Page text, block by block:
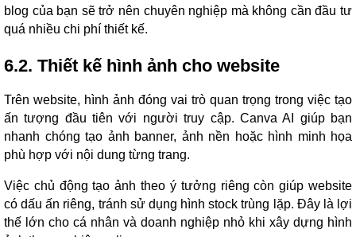
blog của bạn sẽ trở nên chuyên nghiệp mà không cần đầu tư
quá nhiều chi phí thiết kế.
6.2. Thiết kế hình ảnh cho website
Trên website, hình ảnh đóng vai trò quan trọng trong việc tạo
ấn tượng đầu tiên với người truy cập. Canva AI giúp bạn
nhanh chóng tạo ảnh banner, ảnh nền hoặc hình minh họa
phù hợp với nội dung từng trang.
Việc chủ động tạo ảnh theo ý tưởng riêng còn giúp website
có dấu ấn riêng, tránh sử dụng hình stock trùng lặp. Đây là lợi
thế lớn cho cá nhân và doanh nghiệp nhỏ khi xây dựng hình